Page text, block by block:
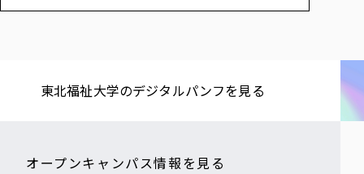
東北福祉大学の​デジタルパンフを​見る​
オープンキャンパス情報を見る